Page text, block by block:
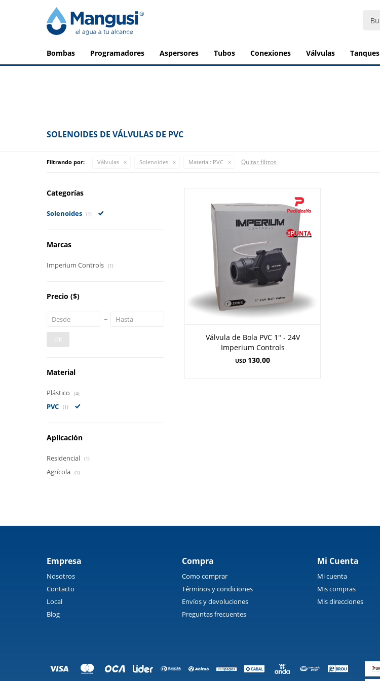
bombas programadores aspersores tubos conexiones válvulas tanques
SOLENOIDES DE VÁLVULAS DE PVC
Filtrando por: Válvulas Solenoides Material: PVC Quitar filtros
Válvula de Bola PVC 1" - 24V
Imperium Controls
USD 130,00
Categorías
Solenoides (1)
Marcas
Imperium Controls (1)
Precio ($)
OK
Material
Plástico (4)
PVC (1)
Aplicación
Residencial (1)
Agrícola (1)
Empresa
Nosotros
Contacto
Local
Blog
Compra
Como comprar
Términos y condiciones
Envíos y devoluciones
Preguntas frecuentes
Mi Cuenta
Mi cuenta
Mis compras
Mis direcciones